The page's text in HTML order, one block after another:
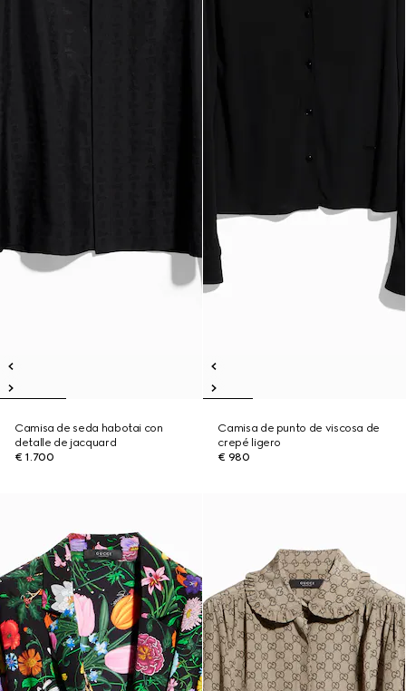
Camisa de seda habotai con
detalle de jacquard
€ 1.700
Camisa de punto de viscosa de
crepé ligero
€ 980